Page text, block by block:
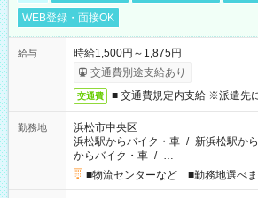
WEB登録・面接OK
給与
時給1,500円～1,875円
交通費別途支給あり
交通費 ■ 交通費規定内支給 ※派遣先
勤務地
浜松市中央区
浜松駅からバイク・車 / 新浜松駅か
からバイク・車 / …
■物流センターなど ■勤務地選べ